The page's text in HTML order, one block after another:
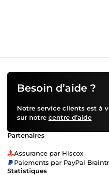
approvisionnements en
Graphisme 🎨 : Création de
vos besoins ✅
concevoir des sites et
suis disponible de suite
projets de gestion client,
et graphisme. 💺🌐🖥️💻
Besoin d’aide ?
Notre service clients est à
sur notre centre d’aide
Partenaires
Assurance par Hiscox
Paiements par PayPal
Statistiques